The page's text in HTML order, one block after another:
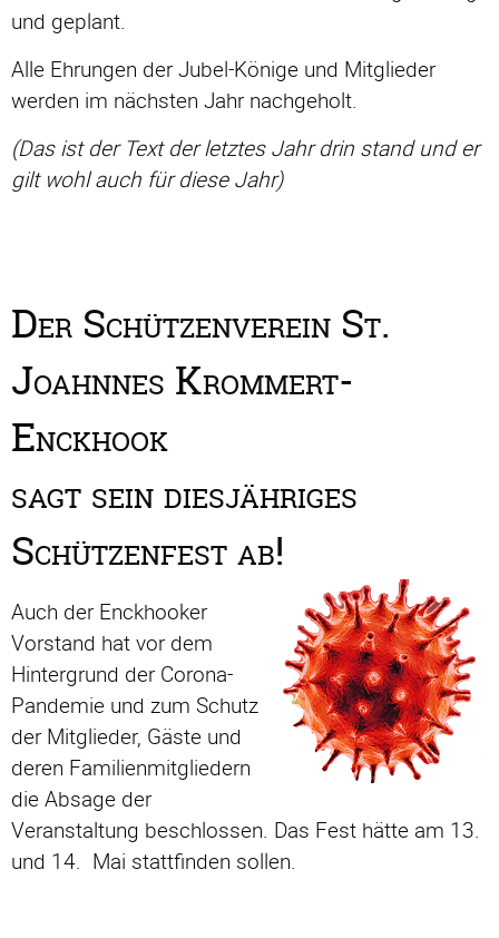
und geplant.
Alle Ehrungen der Jubel-Könige und Mitglieder
werden im nächsten Jahr nachgeholt.
(Das ist der Text der letztes Jahr drin stand und er
gilt wohl auch für diese Jahr)
Der Schützenverein St.
Joahnnes Krommert-
Enckhook
sagt sein diesjähriges
Schützenfest ab!
Auch der Enckhooker
Vorstand hat vor dem
Hintergrund der Corona-
Pandemie und zum Schutz
der Mitglieder, Gäste und
deren Familienmitgliedern
die Absage der
Veranstaltung beschlossen. Das Fest hätte am 13.
und 14. Mai stattfinden sollen.